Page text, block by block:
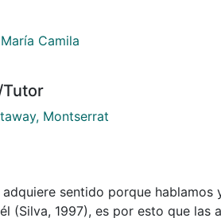
Camila
Montserrat
adquiere sentido porque hablamos
(Silva, 1997), es por esto que las